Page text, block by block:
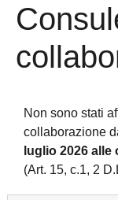
Non sono stati
collaborazione
luglio 2026 alle
(Art. 15, c.1, 2